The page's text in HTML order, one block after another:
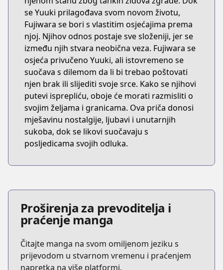
se Yuuki prilagođava svom novom životu,
Fujiwara se bori s vlastitim osjećajima prema
njoj. Njihov odnos postaje sve složeniji, jer se
između njih stvara neobična veza. Fujiwara se
osjeća privučeno Yuuki, ali istovremeno se
suočava s dilemom da li bi trebao poštovati
njen brak ili slijediti svoje srce. Kako se njihovi
putevi isprepliću, oboje će morati razmisliti o
svojim željama i granicama. Ova priča donosi
mješavinu nostalgije, ljubavi i unutarnjih
sukoba, dok se likovi suočavaju s
posljedicama svojih odluka.
Proširenja za prevoditelja i
praćenje manga
Čitajte manga na svom omiljenom jeziku s
prijevodom u stvarnom vremenu i praćenjem
napretka na više platformi.